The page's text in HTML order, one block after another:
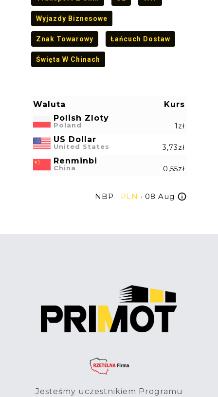
Wyjazdy Biznesowe
Znak Towarowy Łańcuch Dostaw
Święta W Chinach
Waluta
Kurs
Polish Zloty
Poland 1zł
US Dollar
United States 3,73zł
Renminbi
China 0,55zł
NBP · PLN · 08 Aug
Jesteśmy uczestnikiem Programu